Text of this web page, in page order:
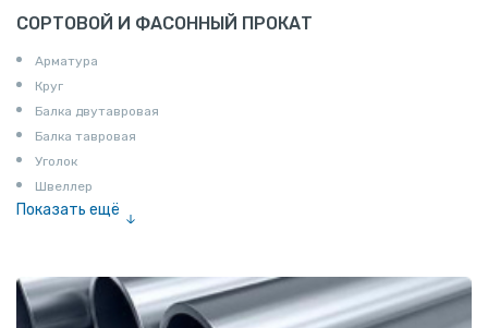
СОРТОВОЙ И ФАСОННЫЙ ПРОКАТ
Арматура
Круг
Балка двутавровая
Балка тавровая
Уголок
Швеллер
Показать ещё
Катанка
Шестигранник